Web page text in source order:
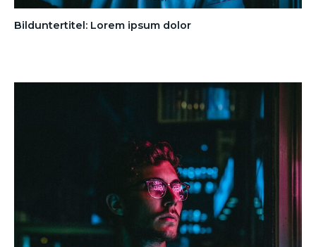
Bilduntertitel: Lorem ipsum dolor